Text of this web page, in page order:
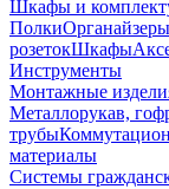
Шкафы и
ПолкиОрганайзеры
розетокШкафы
Инструменты
Монтажные
Металлорукав,
трубы
материалы
Системы